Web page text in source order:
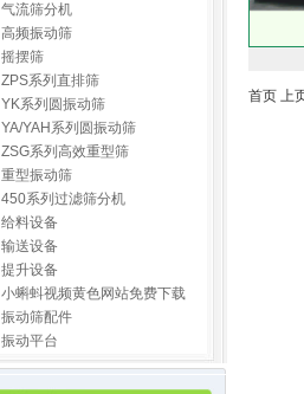
气流筛分机
高频振动筛
摇摆筛
ZPS系列直排筛
YK系列圆振动筛
YA/YAH系列圆振动筛
ZSG系列高效重型筛
重型振动筛
450系列过滤筛分机
给料设备
输送设备
提升设备
小蝌蚪视频黄色网站免费下载
振动筛配件
振动平台
首页 上